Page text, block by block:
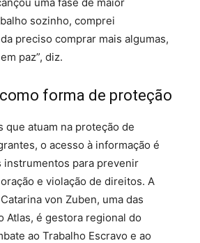
sozinho, comprei
preciso comprar mais algumas,
paz”, diz.
forma de proteção
que atuam na proteção de
o acesso à informação é
instrumentos para prevenir
e violação de direitos. A
von Zuben, uma das
Atlas, é gestora regional do
ao Trabalho Escravo e ao